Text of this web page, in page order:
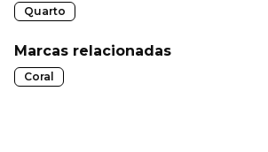
Quarto
Marcas relacionadas
Coral